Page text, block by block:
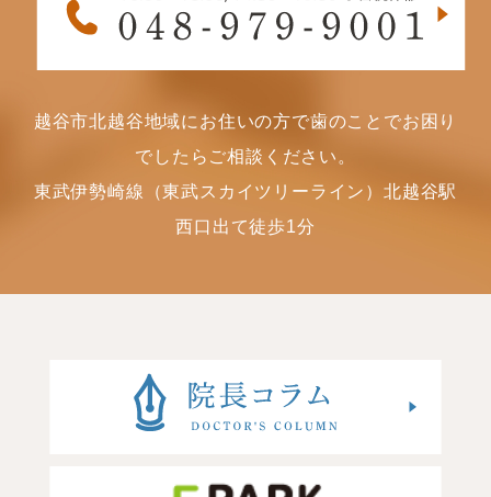
越谷市北越谷地域にお住いの方で歯のことでお困り
でしたらご相談ください。
東武伊勢崎線（東武スカイツリーライン）北越谷駅
西口出て徒歩1分